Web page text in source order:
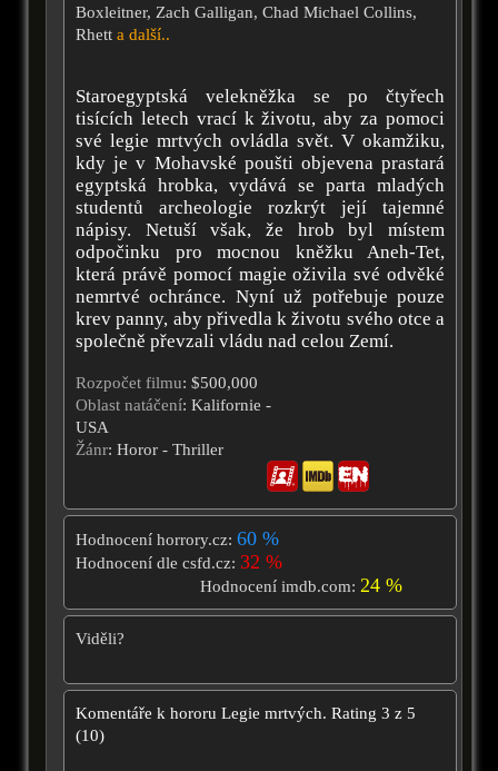
Boxleitner, Zach Galligan, Chad Michael Collins,
Rhett a další..
Staroegyptská velekněžka se po čtyřech
tisících letech vrací k životu, aby za pomoci
své legie mrtvých ovládla svět. V okamžiku,
kdy je v Mohavské poušti objevena prastará
egyptská hrobka, vydává se parta mladých
studentů archeologie rozkrýt její tajemné
nápisy. Netuší však, že hrob byl místem
odpočinku pro mocnou kněžku Aneh-Tet,
která právě pomocí magie oživila své odvěké
nemrtvé ochránce. Nyní už potřebuje pouze
krev panny, aby přivedla k životu svého otce a
společně převzali vládu nad celou Zemí.
Rozpočet filmu: $500,000
Oblast natáčení: Kalifornie -
USA
Žánr: Horor - Thriller
Hodnocení horrory.cz: 60 %
Hodnocení dle csfd.cz: 32 %
Hodnocení imdb.com: 24 %
Viděli?
Komentáře k hororu Legie mrtvých. Rating 3 z 5
(10)